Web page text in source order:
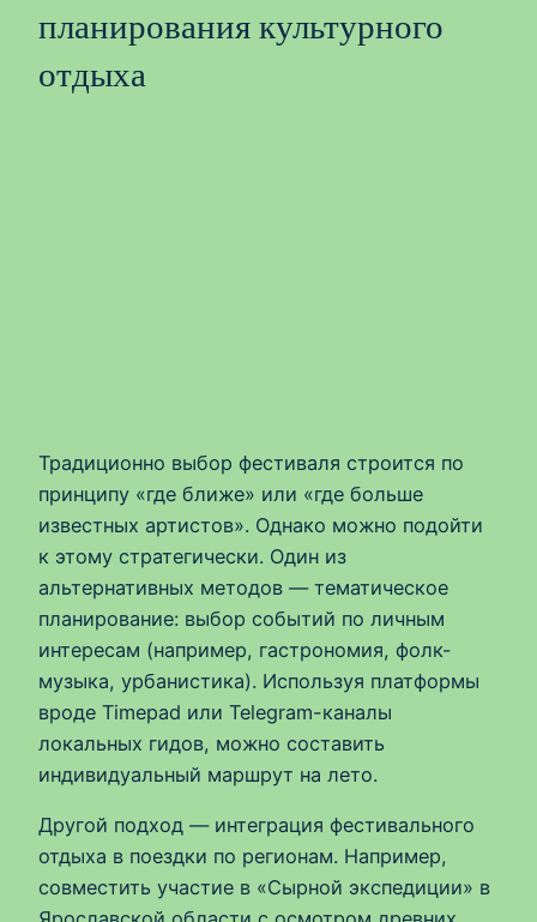
планирования культурного
отдыха
Традиционно выбор фестиваля строится по
принципу «где ближе» или «где больше
известных артистов». Однако можно подойти
к этому стратегически. Один из
альтернативных методов — тематическое
планирование: выбор событий по личным
интересам (например, гастрономия, фолк-
музыка, урбанистика). Используя платформы
вроде Timepad или Telegram-каналы
локальных гидов, можно составить
индивидуальный маршрут на лето.
Другой подход — интеграция фестивального
отдыха в поездки по регионам. Например,
совместить участие в «Сырной экспедиции» в